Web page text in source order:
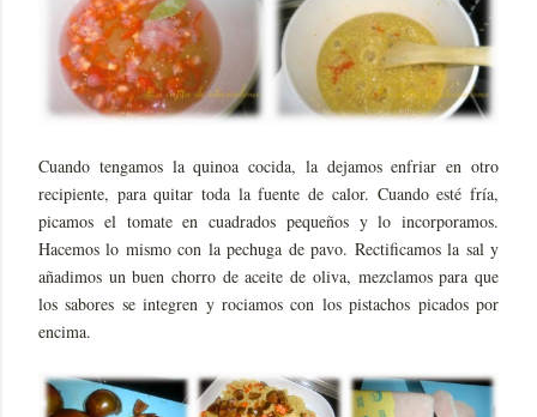
Cuando tengamos la quinoa cocida, la dejamos enfriar en otro
recipiente, para quitar toda la fuente de calor. Cuando esté fría,
picamos el tomate en cuadrados pequeños y lo incorporamos.
Hacemos lo mismo con la pechuga de pavo. Rectificamos la sal y
añadimos un buen chorro de aceite de oliva, mezclamos para que
los sabores se integren y rociamos con los pistachos picados por
encima.